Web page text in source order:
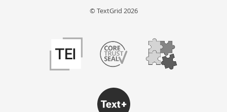
© TextGrid 2026